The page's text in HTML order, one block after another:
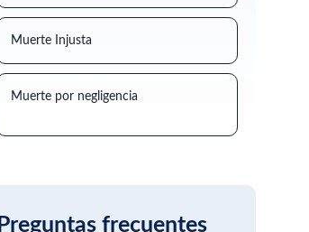
Muerte Injusta
Muerte por negligencia
Preguntas frecuentes